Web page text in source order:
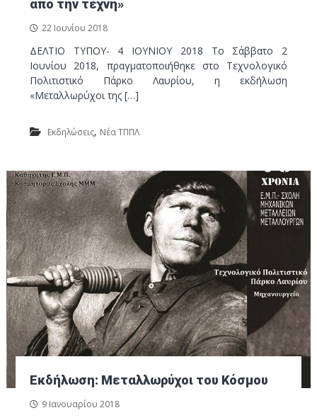
από την τέχνη»
22 Ιουνίου 2018
ΔΕΛΤΙΟ ΤΥΠΟΥ- 4 ΙΟΥΝΙΟΥ 2018 Το Σάββατο 2
Ιουνίου 2018, πραγματοποιήθηκε στο Τεχνολογικό
Πολιτιστικό Πάρκο Λαυρίου, η εκδήλωση
«Μεταλλωρύχοι της […]
Εκδηλώσεις, Νέα ΤΠΠΛ
Εκδήλωση: Μεταλλωρύχοι του Κόσμου
9 Ιανουαρίου 2018